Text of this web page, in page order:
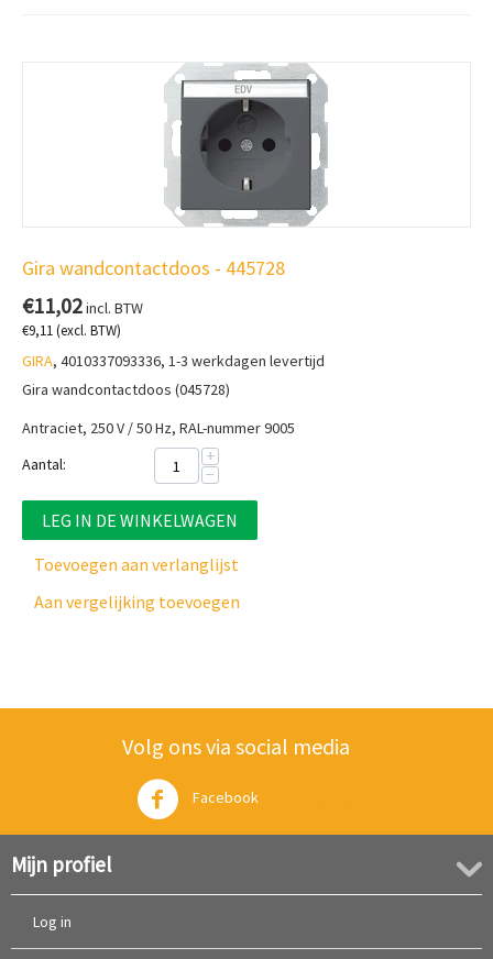
Gira wandcontactdoos - 445728
€11,02incl. BTW
€9,11(excl. BTW)
GIRA, 4010337093336, 1-3 werkdagen levertijd
Gira wandcontactdoos (045728)
Antraciet, 250 V / 50 Hz, RAL-nummer 9005
Aantal:
+
−
LEG IN DE WINKELWAGEN
Toevoegen aan verlanglijst
Aan vergelijking toevoegen
Volg ons via social media
Facebook
Mijn profiel
Log in